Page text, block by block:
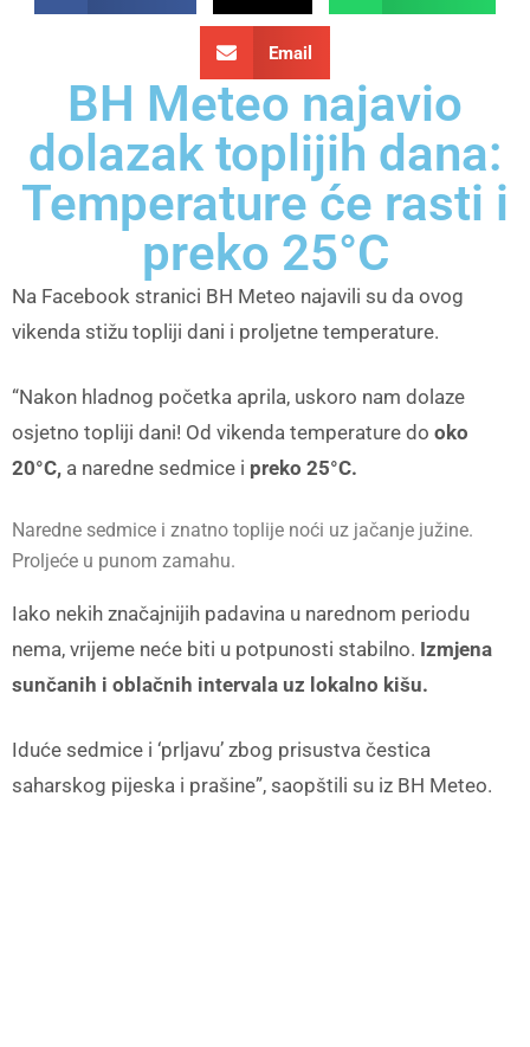
Email
BH Meteo najavio
dolazak toplijih dana:
Temperature će rasti i
preko 25°C
Na Facebook stranici BH Meteo najavili su da ovog
vikenda stižu topliji dani i proljetne temperature.
“Nakon hladnog početka aprila, uskoro nam dolaze
osjetno topliji dani! Od vikenda temperature do oko
20°C, a naredne sedmice i preko 25°C.
Naredne sedmice i znatno toplije noći uz jačanje južine.
Proljeće u punom zamahu.
Iako nekih značajnijih padavina u narednom periodu
nema, vrijeme neće biti u potpunosti stabilno. Izmjena
sunčanih i oblačnih intervala uz lokalno kišu.
Iduće sedmice i ‘prljavu’ zbog prisustva čestica
saharskog pijeska i prašine”, saopštili su iz BH Meteo.